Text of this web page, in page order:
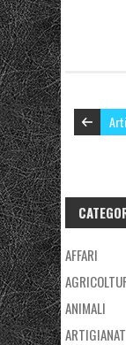
AFFARI
ANIMALI